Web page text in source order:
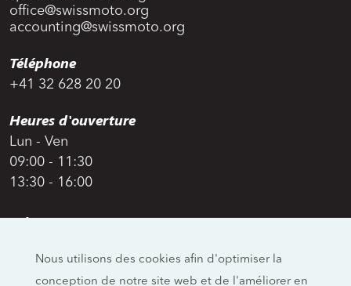
office@swissmoto.org
accounting@swissmoto.org
Téléphone
+41 32 628 20 20
Heures d'ouverture
Lun - Ven
09:00 - 11:30
13:30 - 16:00
Adresse
Allmendstrasse 26
Nous utilisons des cookies afin d'optimiser la
conception de notre site web et de l'améliorer en